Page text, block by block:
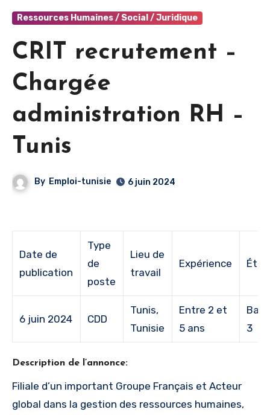
Ressources Humaines / Social / Juridique
CRIT recrutement –
Chargée
administration RH –
Tunis
By Emploi-tunisie 6 juin 2024
Date de
publication
Type
de
poste
Lieu de
travail
Expérience
6 juin 2024 CDD
Tunis,
Tunisie
Entre 2 et
5 ans
Bac
3
Description de l’annonce:
Filiale d’un important Groupe Français et Acteur
global dans la gestion des ressources humaines,